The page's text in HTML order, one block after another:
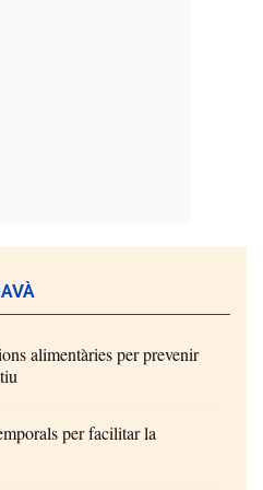
alimentàries per prevenir
per facilitar la